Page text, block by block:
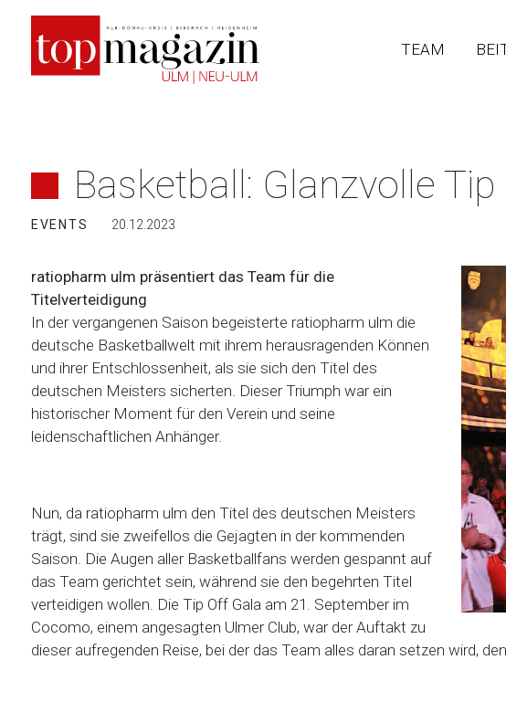
springen
TEAM
Basketball: Glanzvolle Tip
EVENTS 20.12.2023
ratiopharm ulm präsentiert das Team für die
Titelverteidigung
In der vergangenen Saison begeisterte ratiopharm ulm die
deutsche Basketballwelt mit ihrem herausragenden Können
und ihrer Entschlossenheit, als sie sich den Titel des
deutschen Meisters sicherten. Dieser Triumph war ein
historischer Moment für den Verein und seine
leidenschaftlichen Anhänger.
Nun, da ratiopharm ulm den Titel des deutschen Meisters
trägt, sind sie zweifellos die Gejagten in der kommenden
Saison. Die Augen aller Basketballfans werden gespannt auf
das Team gerichtet sein, während sie den begehrten Titel
verteidigen wollen. Die Tip Off Gala am 21. September im
Cocomo, einem angesagten Ulmer Club, war der Auftakt zu
dieser aufregenden Reise, bei der das Team alles daran setzen wird,